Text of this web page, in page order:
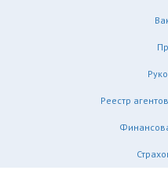
Реестр